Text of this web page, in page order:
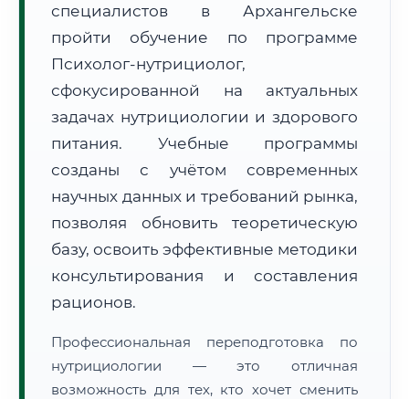
Часовой пояс:
МСК (UTC+3)
Формат учебы:
Дистанционно
🗺️ Зона обслуживания: г. Архангельск
• Маршрут транзита:~2 534 км
• Экспресс-доставка СДЭК / Почтой:4–6 рабочих дней
📜 Документы и аккредитация
🔍Нажмите на документ для увеличения и просмотра
специалистов в Архангельске
пройти обучение по программе
Психолог-нутрициолог,
сфокусированной на актуальных
задачах нутрициологии и здорового
питания. Учебные программы
созданы с учётом современных
научных данных и требований рынка,
позволяя обновить теоретическую
базу, освоить эффективные методики
консультирования и составления
рационов.
Профессиональная переподготовка по
нутрициологии — это отличная
возможность для тех, кто хочет сменить